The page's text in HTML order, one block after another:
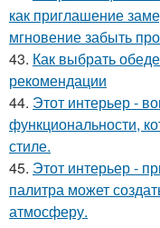
как приглашение
мгновение забыть
43. Как выбрать
рекомендации
44. Этот интерьер -
функциональности,
стиле.
45. Этот интерьер -
палитра может
атмосферу.